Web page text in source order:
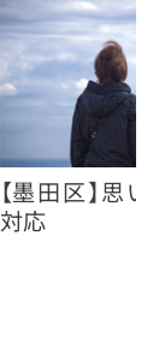
【墨田区】思
対応